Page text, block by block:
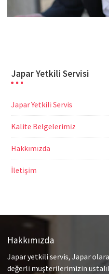
Japar Yetkili Servisi
Japar Yetkili Servis
Kalite Belgelerimiz
Hakkımızda
İletişim
Hakkımızda
Japar yetkili servis, Japar
değerli müşterilerimizin